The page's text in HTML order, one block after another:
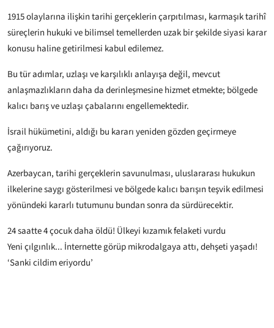
1915 olaylarına ilişkin tarihi gerçeklerin çarpıtılması, karmaşık tarihî
süreçlerin hukuki ve bilimsel temellerden uzak bir şekilde siyasi karar
konusu haline getirilmesi kabul edilemez.
Bu tür adımlar, uzlaşı ve karşılıklı anlayışa değil, mevcut
anlaşmazlıkların daha da derinleşmesine hizmet etmekte; bölgede
kalıcı barış ve uzlaşı çabalarını engellemektedir.
İsrail hükümetini, aldığı bu kararı yeniden gözden geçirmeye
çağırıyoruz.
Azerbaycan, tarihi gerçeklerin savunulması, uluslararası hukukun
ilkelerine saygı gösterilmesi ve bölgede kalıcı barışın teşvik edilmesi
yönündeki kararlı tutumunu bundan sonra da sürdürecektir.
24 saatte 4 çocuk daha öldü! Ülkeyi kızamık felaketi vurdu
Yeni çılgınlık... İnternette görüp mikrodalgaya attı, dehşeti yaşadı!
‘Sanki cildim eriyordu’